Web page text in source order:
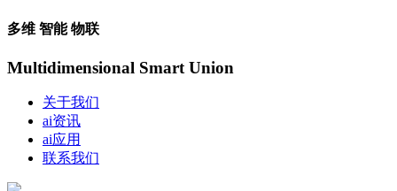
多维 智能 物联
Multidimensional Smart Union
关于我们
ai资讯
ai应用
联系我们